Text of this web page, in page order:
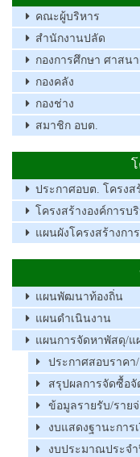
คณะผู้บริหาร
สำนักงานปลัด
กองการศึกษา ศาสน
กองคลัง
กองช่าง
สมาชิก อบต.
ประกาศอบต. โครงส
โครงสร้างองค์การ
แผนผังโครงสร้างก
แผนพัฒนาท้องถิ่น
แผนดำเนินงาน
แผนการจัดหาพัสดุ/แ
ประกาศสอบราคา
สรุปผลการจัดซื้อจั
ข้อมูลรายรับ/รายจ่
งบแสดงฐานะการ
งบประมาณประจำ